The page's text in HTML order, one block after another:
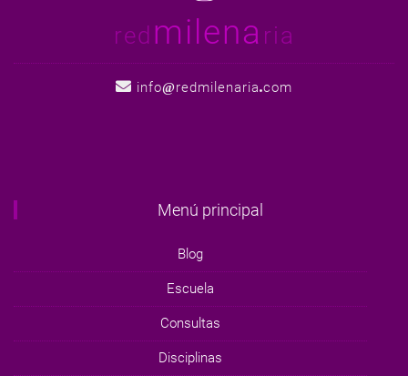
red milena ria
info redmilenaria com
Menú principal
Blog
Escuela
Consultas
Disciplinas